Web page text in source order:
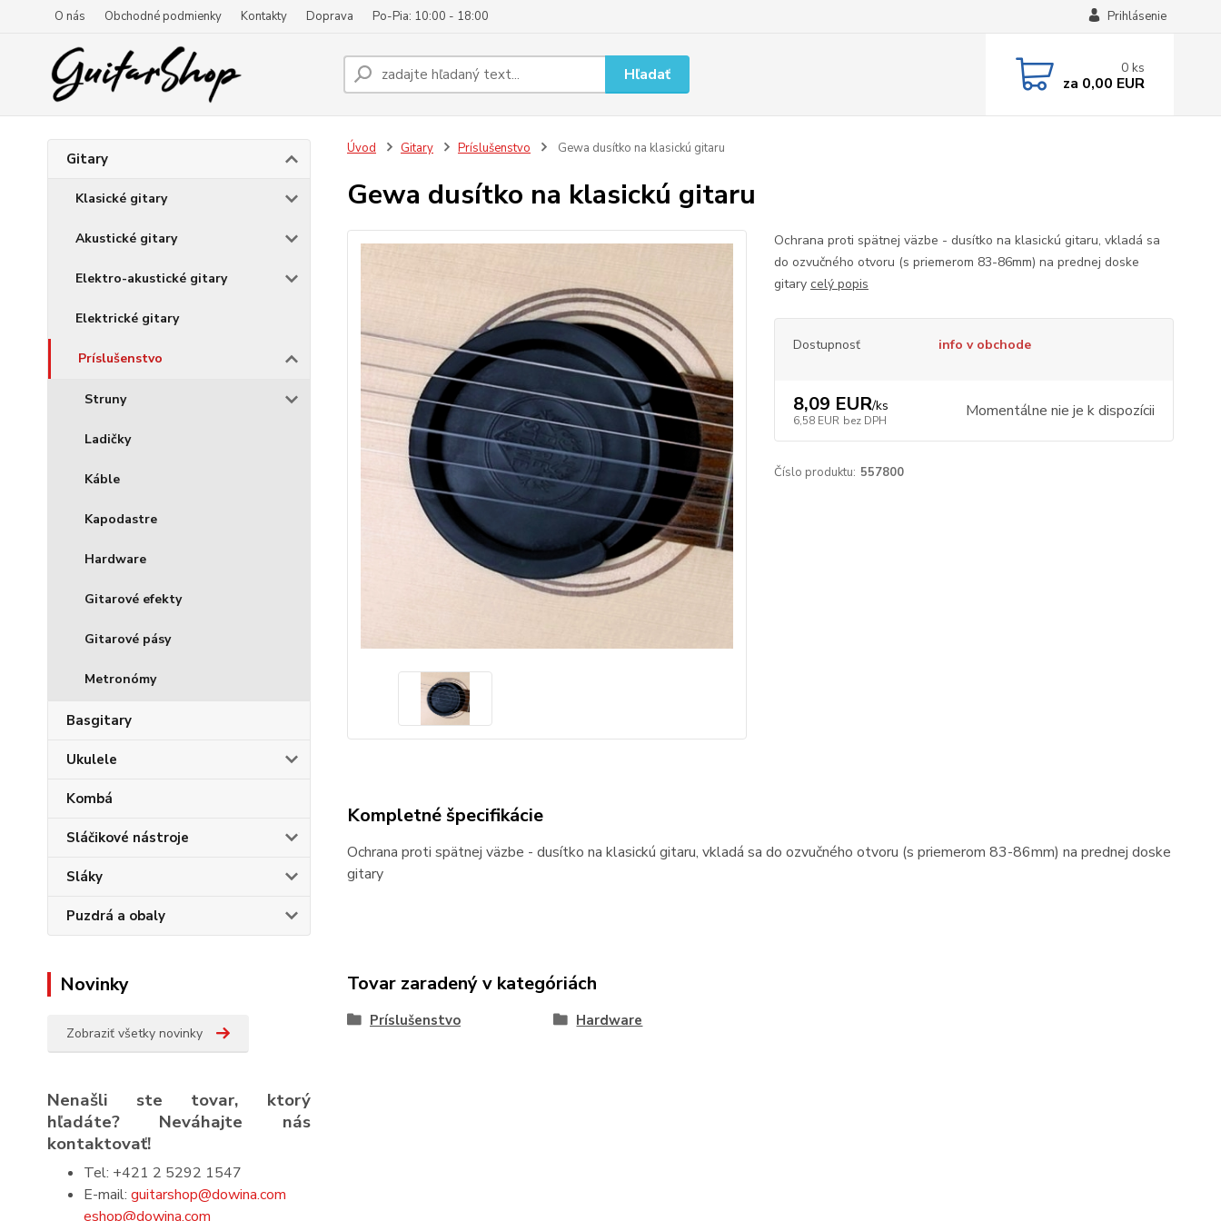
O nás Obchodné podmienky Kontakty Doprava Po-Pia: 10:00 - 18:00 Prihlásenie
Hľadať 0 ks
za 0,00 EUR
Gitary
Klasické gitary
Akustické gitary
Elektro-akustické gitary
Elektrické gitary
Príslušenstvo
Struny
Ladičky
Káble
Kapodastre
Hardware
Gitarové efekty
Gitarové pásy
Metronómy
Basgitary
Ukulele
Kombá
Sláčikové nástroje
Sláky
Puzdrá a obaly
Novinky
Zobraziť všetky novinky
Nenašli ste tovar, ktorý
hľadáte? Neváhajte nás
kontaktovať!
Tel: +421 2 5292 1547
E-mail: guitarshop@dowina.com
eshop@dowina.com
Úvod Gitary Príslušenstvo Gewa dusítko na klasickú gitaru
Gewa dusítko na klasickú gitaru
Ochrana proti spätnej väzbe - dusítko na klasickú gitaru, vkladá sa
do ozvučného otvoru (s priemerom 83-86mm) na prednej doske
gitary celý popis
Dostupnosť info v obchode
8,09 EUR/ks
6,58 EUR bez DPH Momentálne nie je k dispozícii
Číslo produktu: 557800
Kompletné špecifikácie
Ochrana proti spätnej väzbe - dusítko na klasickú gitaru, vkladá sa do ozvučného otvoru (s priemerom 83-86mm) na prednej doske
gitary
Tovar zaradený v kategóriách
Príslušenstvo Hardware